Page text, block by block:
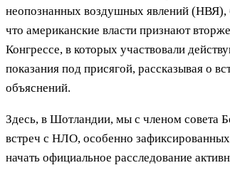
неопознанных воздушных явлений
что американские власти признают
Конгрессе, в которых участвовали
показания под присягой, рассказывая о
объяснений.
Здесь, в Шотландии, мы с членом совета
встреч с НЛО, особенно
начать официальное расследование